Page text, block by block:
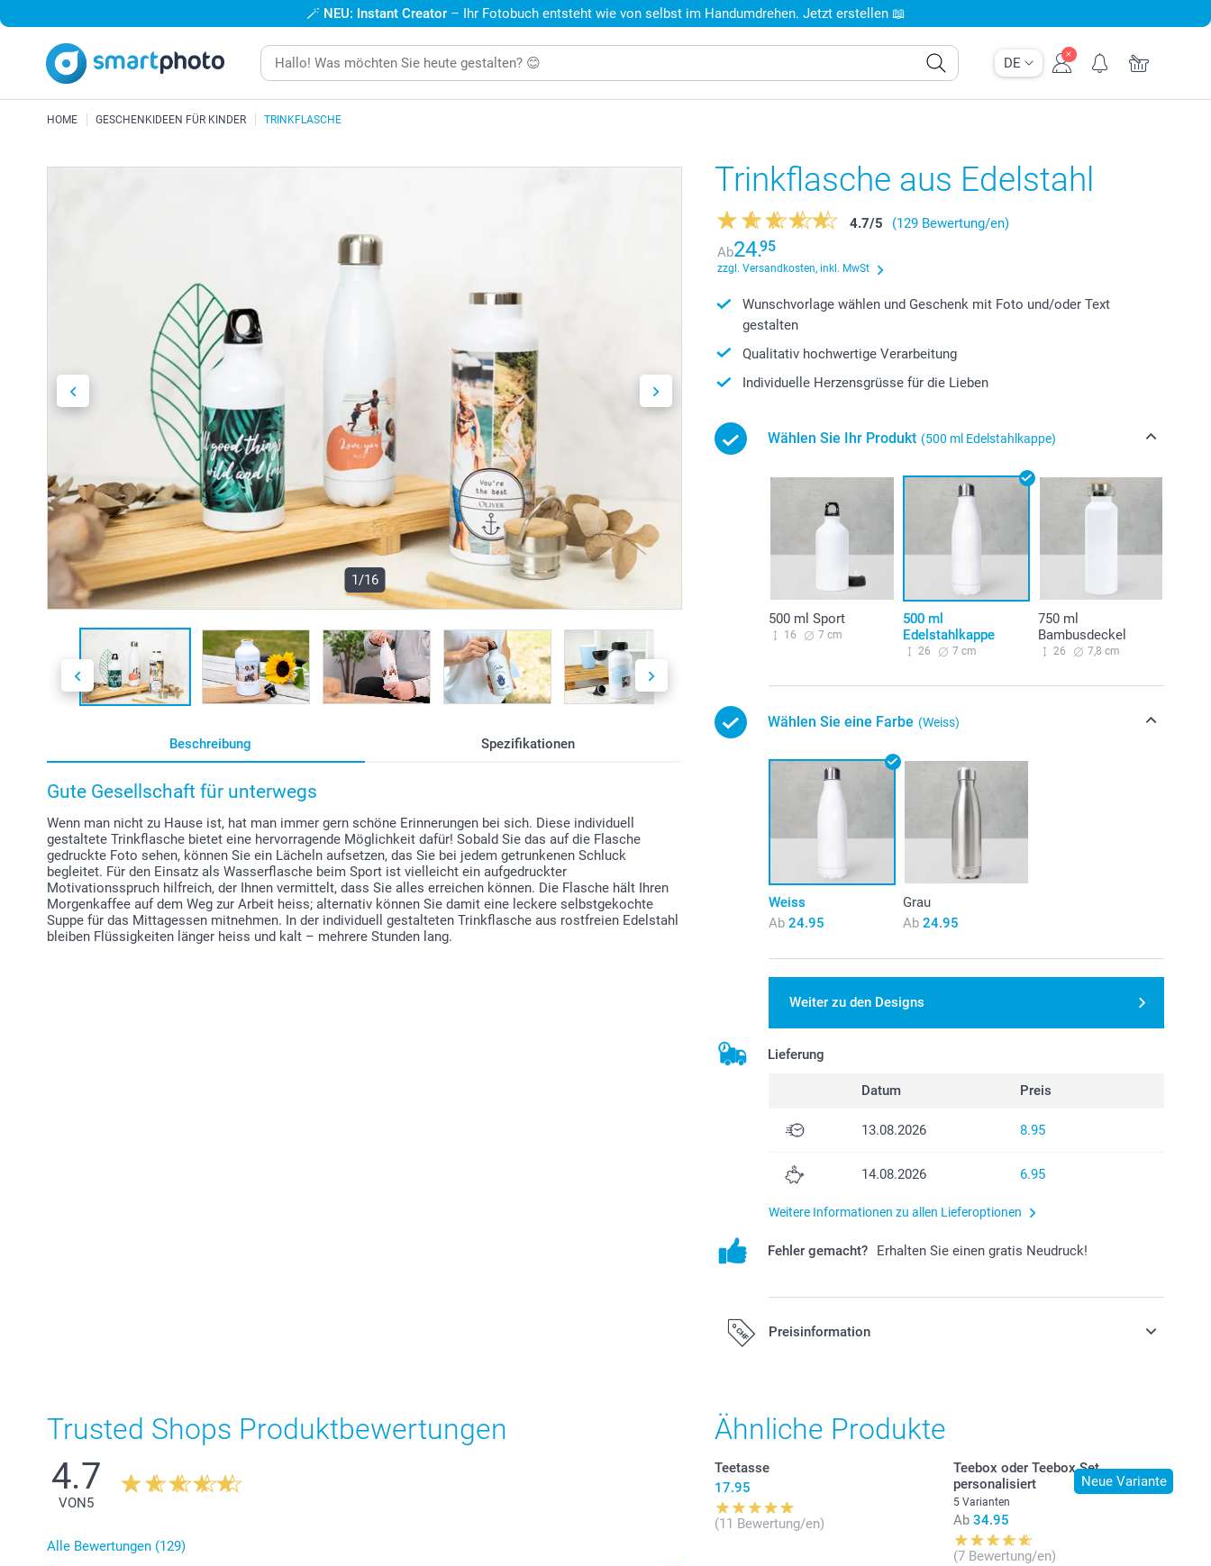
DE
🪄 NEU: Instant Creator – Ihr Fotobuch entsteht wie von selbst im Handumdrehen. Jetzt erstellen 📖
HOME GESCHENKIDEEN FÜR KINDER TRINKFLASCHE
1/16
Beschreibung Spezifikationen
Gute Gesellschaft für unterwegs
Wenn man nicht zu Hause ist, hat man immer gern schöne Erinnerungen bei sich. Diese individuell
gestaltete Trinkflasche bietet eine hervorragende Möglichkeit dafür! Sobald Sie das auf die Flasche
gedruckte Foto sehen, können Sie ein Lächeln aufsetzen, das Sie bei jedem getrunkenen Schluck
begleitet. Für den Einsatz als Wasserflasche beim Sport ist vielleicht ein aufgedruckter
Motivationsspruch hilfreich, der Ihnen vermittelt, dass Sie alles erreichen können. Die Flasche hält Ihren
Morgenkaffee auf dem Weg zur Arbeit heiss; alternativ können Sie damit eine leckere selbstgekochte
Suppe für das Mittagessen mitnehmen. In der individuell gestalteten Trinkflasche aus rostfreien Edelstahl
bleiben Flüssigkeiten länger heiss und kalt – mehrere Stunden lang.
Trinkflasche aus Edelstahl
4.7/5
(129 Bewertung/en)
Ab24.95
zzgl. Versandkosten, inkl. MwSt
Wunschvorlage wählen und Geschenk mit Foto und/oder Text
gestalten
Qualitativ hochwertige Verarbeitung
Individuelle Herzensgrüsse für die Lieben
Wählen Sie Ihr Produkt (500 ml Edelstahlkappe)
500 ml Sport
16 7 cm
500 ml
Edelstahlkappe
26 7 cm
750 ml
Bambusdeckel
26 7,8 cm
Wählen Sie eine Farbe (Weiss)
Weiss
Ab 24.95
Grau
Ab 24.95
Weiter zu den Designs
Lieferung
Datum Preis
13.08.2026 8.95
14.08.2026 6.95
Weitere Informationen zu allen Lieferoptionen
Fehler gemacht? Erhalten Sie einen gratis Neudruck!
Preisinformation
zzgl. Versandkosten.
Trusted Shops Produktbewertungen
4.7
VON5
Alle Bewertungen (129)
Ähnliche Produkte
Teetasse
17.95
(11 Bewertung/en)
Neue Variante
Teebox oder Teebox Set
personalisiert
5 Varianten
Ab 34.95
(7 Bewertung/en)